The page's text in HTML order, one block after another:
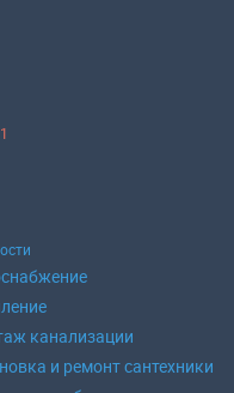
канализации
и ремонт сантехники